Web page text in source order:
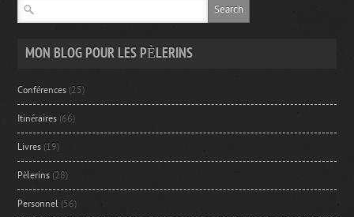
MON BLOG POUR LES PÈLERINS
Conférences (25)
Itinéraires (66)
Livres (19)
Pèlerins (28)
Personnel (56)